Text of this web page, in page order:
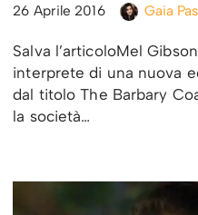
26 Aprile 2016 Gaia
Salva l’articoloMel
interprete di una nuova
dal titolo The Barbary
la società…